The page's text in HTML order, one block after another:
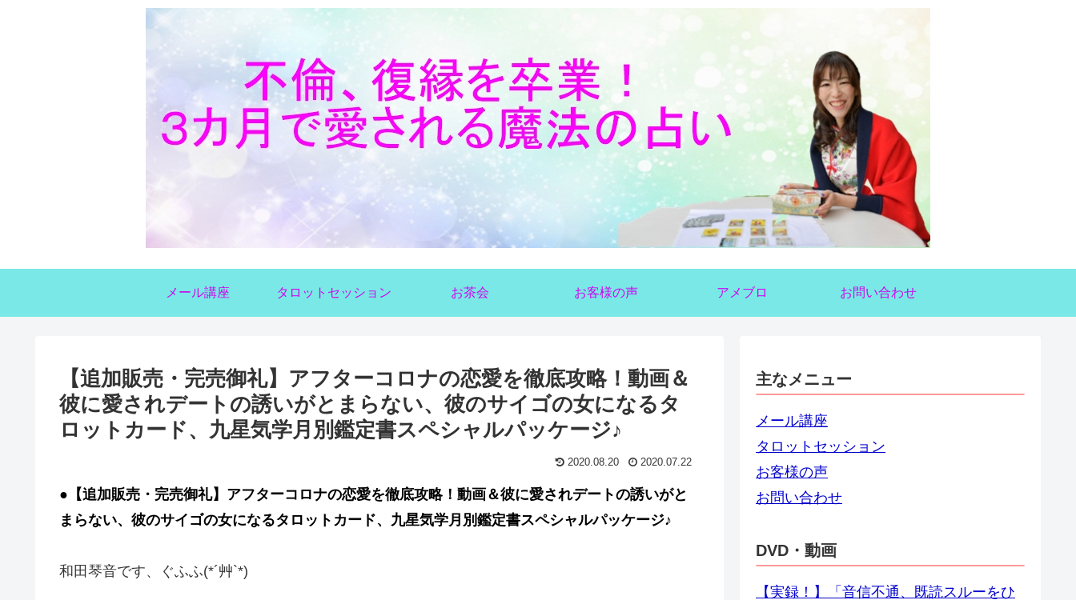
メール講座 タロットセッション お茶会 お客様の声 アメブロ お問い合わせ
【追加販売・完売御礼】アフターコロナの恋愛を徹底攻略！動画＆
彼に愛されデートの誘いがとまらない、彼のサイゴの女になるタ
ロットカード、九星気学月別鑑定書スペシャルパッケージ♪
2020.08.20 2020.07.22
●【追加販売・完売御礼】アフターコロナの恋愛を徹底攻略！動画＆彼に愛されデートの誘いがと
まらない、彼のサイゴの女になるタロットカード、九星気学月別鑑定書スペシャルパッケージ♪
和田琴音です、ぐふふ(*´艸`*)
主なメニュー
メール講座
タロットセッション
お客様の声
お問い合わせ
DVD・動画
【実録！】「音信不通、既読スルーをひ